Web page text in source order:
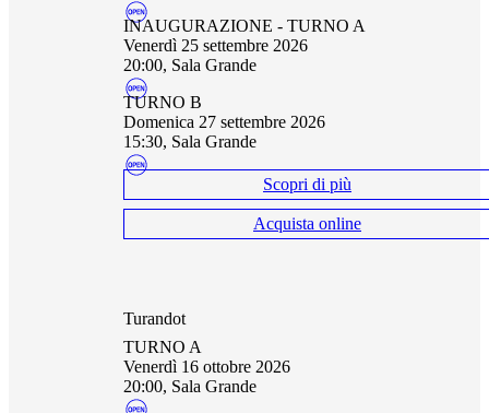
INAUGURAZIONE - TURNO A
venerdì 25 settembre 2026
20:00, Sala Grande
TURNO B
domenica 27 settembre 2026
15:30, Sala Grande
Scopri di più
Acquista online
Turandot
TURNO A
venerdì 16 ottobre 2026
20:00, Sala Grande